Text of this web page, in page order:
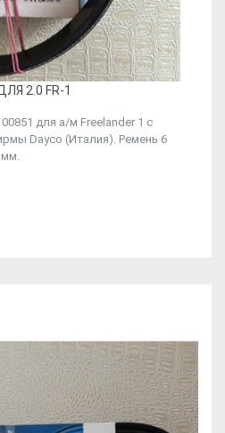
2.0 FR-1
для а/м Freelander 1 с
Dayco (Италия). Ремень 6
мм.